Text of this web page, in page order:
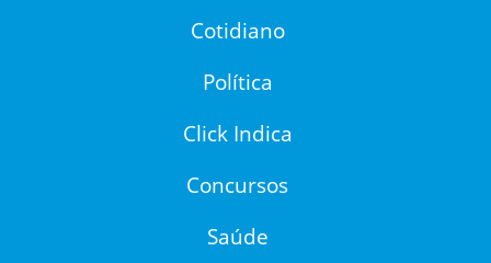
Cotidiano
Política
Click Indica
Concursos
Saúde